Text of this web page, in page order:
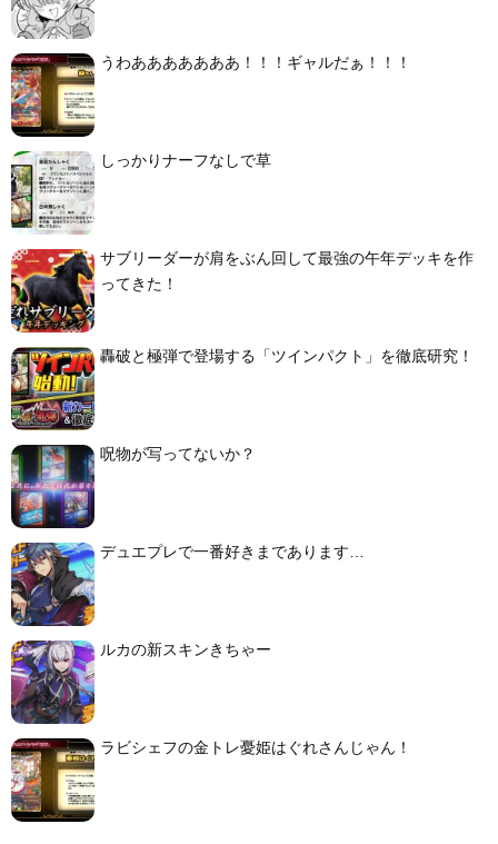
うわあああああああ！！！ギャルだぁ！！！
しっかりナーフなしで草
サブリーダーが肩をぶん回して最強の午年デッキを作
ってきた！
轟破と極弾で登場する「ツインパクト」を徹底研究！
呪物が写ってないか？
デュエプレで一番好きまであります…
ルカの新スキンきちゃー
ラビシェフの金トレ憂姫はぐれさんじゃん！